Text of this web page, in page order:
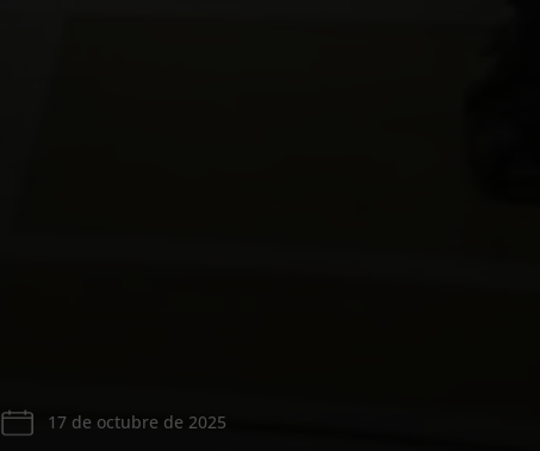
17 de octubre de 2025